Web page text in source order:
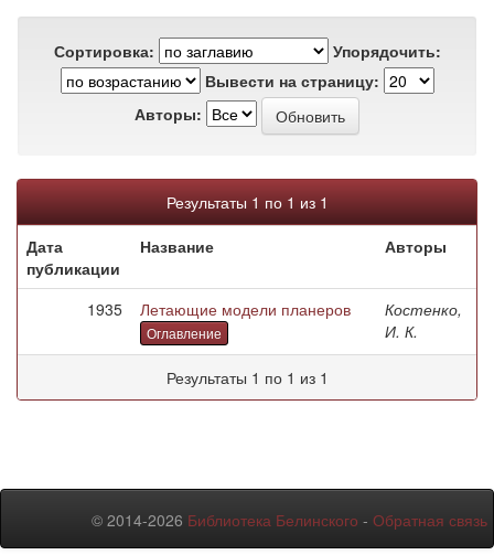
Сортировка:
Упорядочить:
Вывести на страницу:
Авторы:
Результаты 1 по 1 из 1
Дата
публикации
Название Авторы
1935 Летающие модели планеров
Оглавление
Костенко,
И. К.
Результаты 1 по 1 из 1
© 2014-2026 Библиотека Белинского - Обратная связь